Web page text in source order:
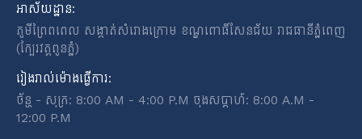
អាស័យដ្ឋាន:
ភូមីព្រៃពពេល សង្កាត់សំរោងក្រោម ខណ្ឌពោធិ៍សែនជ័យ រាជធានីភ្នំពេញ
(ក្បែរវត្តពូនភ្នំ)
រៀងរាល់ម៉ោងធ្វើការ:
ច័ន្ហ - សុក្រ: 8:00 AM - 4:00 P.M ចុងសប្តាហ៍: 8:00 A.M -
12:00 P.M